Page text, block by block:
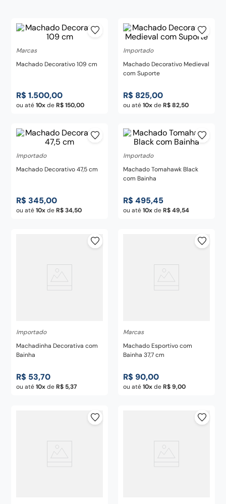
Marcas
Machado Decorativo 109 cm
R$ 1.500,00
ou até10 deR$ 150,00
Importado
Machado Decorativo Medieval
com Suporte
R$ 825,00
ou até10 deR$ 82,50
Importado
Machado Decorativo 47,5 cm
R$ 345,00
ou até10 deR$ 34,50
Importado
Machado Tomahawk Black
com Bainha
R$ 495,45
ou até10 deR$ 49,54
Importado
Machadinha Decorativa com
Bainha
R$ 53,70
ou até10 deR$ 5,37
Marcas
Machado Esportivo com
Bainha 37,7 cm
R$ 90,00
ou até10 deR$ 9,00
chaira